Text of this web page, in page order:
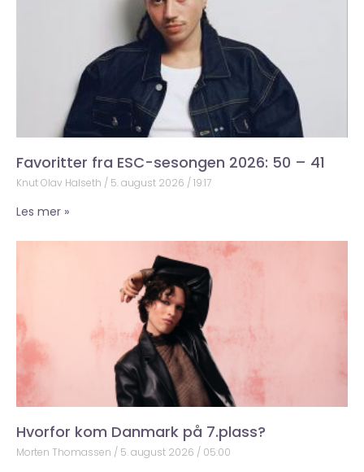
Favoritter fra ESC-sesongen 2026: 50 – 41
Knut Olav Halseth 5. august 2026 19:17
Les mer »
Hvorfor kom Danmark på 7.plass?
Morten Thomassen 5. august 2026 05:00